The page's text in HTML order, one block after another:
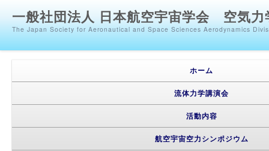
一般社団法人 日本航空宇宙学会 空気力
The Japan Society for Aeronautical and Space Sciences Aerodynamics
ホーム
流体力学講演会
活動内容
航空宇宙空力シンポジウム